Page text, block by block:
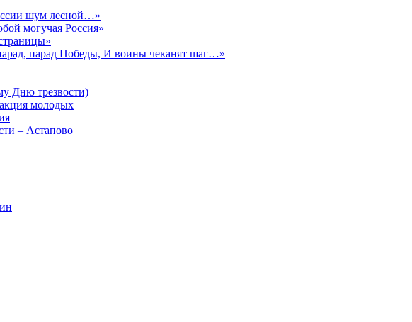
шум лесной…»
могучая Россия»
парад Победы, И воины чеканят шаг…»
Дню трезвости)
молодых
– Астапово